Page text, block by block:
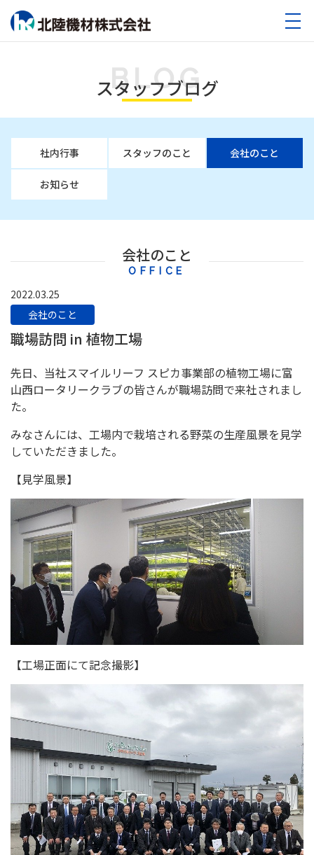
スタッフブログ
BLOG
社内行事 スタッフのこと 会社のこと
お知らせ
会社のこと
OFFICE
2022.03.25
会社のこと
職場訪問 in 植物工場
先日、当社スマイルリーフ スピカ事業部の植物工場に富
山西ロータリークラブの皆さんが職場訪問で来社されまし
た。
みなさんには、工場内で栽培される野菜の生産風景を見学
していただきました。
【見学風景】
【工場正面にて記念撮影】